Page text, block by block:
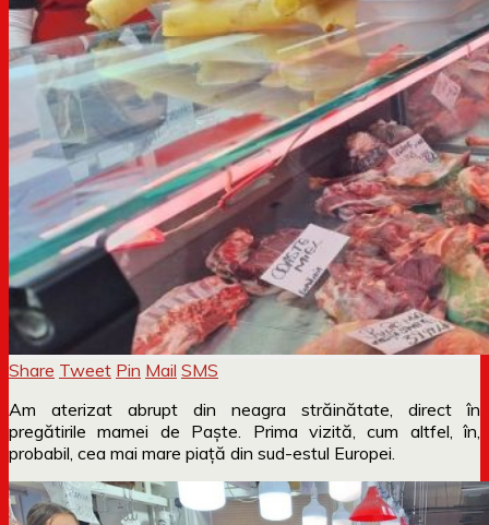
Share Tweet Pin Mail SMS
Am aterizat abrupt din neagra străinătate, direct în
pregătirile mamei de Paște. Prima vizită, cum altfel, în,
probabil, cea mai mare piață din sud-estul Europei.